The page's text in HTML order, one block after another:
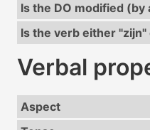
Is the DO modified (by
Is the verb either "zijn"
Verbal
Aspect